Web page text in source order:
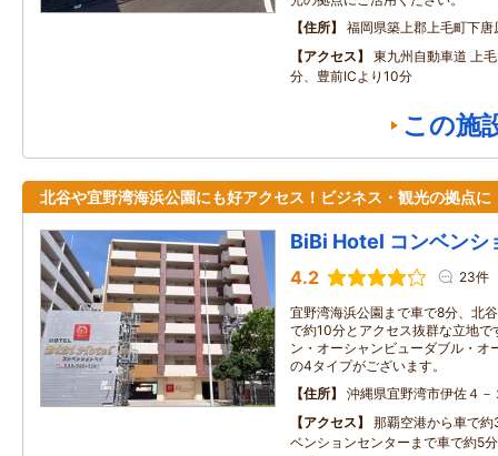
住所
福岡県築上郡上毛町下
アクセス
東九州自動車道 上
分、豊前ICより10分
この施
北谷や宜野湾海浜公園にも好アクセス！ビジネス・観光の拠点に
BiBi Hotel コンベンシ
4.2 23件
宜野湾海浜公園まで車で8分、北
で約10分とアクセス抜群な立地で
ン・オーシャンビューダブル・オ
の4タイプがございます。
住所
沖縄県宜野湾市伊佐４－
アクセス
那覇空港から車で
ベンションセンターまで車で約5